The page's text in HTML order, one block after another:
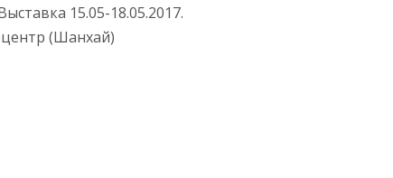
15.05-18.05.2017.
(Шанхай)